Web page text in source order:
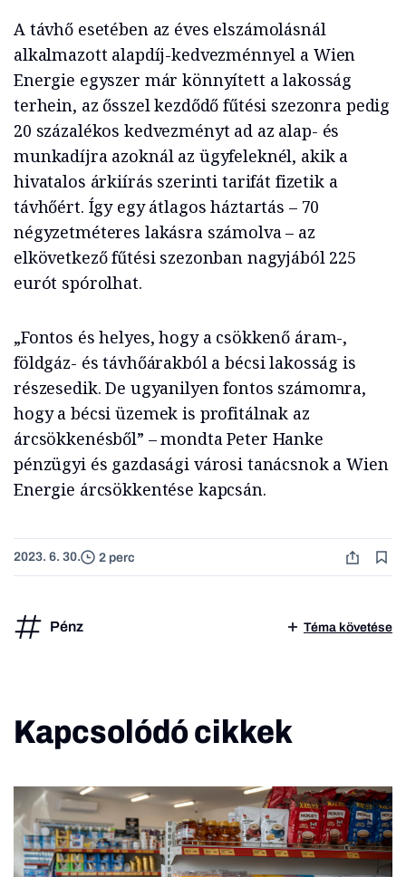
A távhő esetében az éves elszámolásnál
alkalmazott alapdíj-kedvezménnyel a Wien
Energie egyszer már könnyített a lakosság
terhein, az ősszel kezdődő fűtési szezonra pedig
20 százalékos kedvezményt ad az alap- és
munkadíjra azoknál az ügyfeleknél, akik a
hivatalos árkiírás szerinti tarifát fizetik a
távhőért. Így egy átlagos háztartás – 70
négyzetméteres lakásra számolva – az
elkövetkező fűtési szezonban nagyjából 225
eurót spórolhat.
„Fontos és helyes, hogy a csökkenő áram-,
földgáz- és távhőárakból a bécsi lakosság is
részesedik. De ugyanilyen fontos számomra,
hogy a bécsi üzemek is profitálnak az
árcsökkenésből” – mondta Peter Hanke
pénzügyi és gazdasági városi tanácsnok a Wien
Energie árcsökkentése kapcsán.
2023. 6. 30. 2 perc
Pénz Téma követése
Kapcsolódó cikkek